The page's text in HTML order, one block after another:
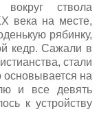
ствола
века на месте,
рябинку,
кедр. Сажали в
стали
основывается на
и все девять
к устройству